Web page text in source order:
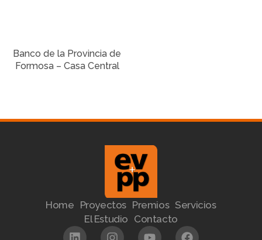
Banco de la Provincia de
Formosa – Casa Central
Home Proyectos Premios Servicios
El Estudio Contacto